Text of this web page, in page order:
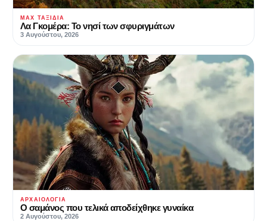
MAX ΤΑΞΊΔΙΑ
Λα Γκομέρα: Το νησί των σφυριγμάτων
3 Αυγούστου, 2026
ΑΡΧΑΙΟΛΟΓΊΑ
Ο σαμάνος που τελικά αποδείχθηκε γυναίκα
2 Αυγούστου, 2026